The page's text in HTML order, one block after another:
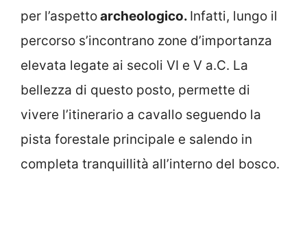
per l’aspettoarcheologico. Infatti, lungo il
percorso s’incontrano zone d’importanza
elevata legate ai secoli VI e V a.C. La
bellezza di questo posto, permette di
vivere l’itinerario a cavallo seguendo la
pista forestale principale e salendo in
completa tranquillità all’interno del bosco.